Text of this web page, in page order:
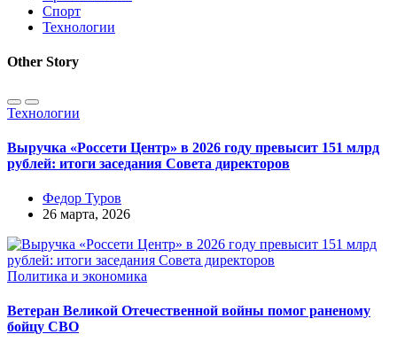
Спорт
Технологии
Other Story
Технологии
Выручка «Россети Центр» в 2026 году превысит 151 млрд
рублей: итоги заседания Совета директоров
Федор Туров
26 марта, 2026
Политика и экономика
Ветеран Великой Отечественной войны помог раненому
бойцу СВО